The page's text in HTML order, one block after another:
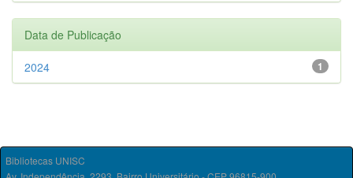
Data de Publicação
1
2024
Bibliotecas UNISC